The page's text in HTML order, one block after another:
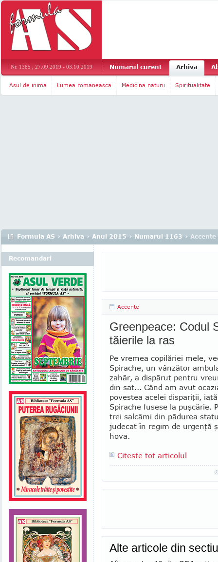
Nr. 1385 , 27.09.2019 - 03.10.2019 Numarul curent Arhiva
Asul de inima Lumea romaneasca Medicina naturii Spiritualitate
Formula AS › Arhiva › Anul 2015 › Numarul 1163 › Accente
Accente
Greenpeace: Codul
tăierile la ras
Pe vremea copilăriei mele,
Spirache, un vânzător
zahăr, a dis­pă­rut pentru
din sat... Când am avut
povestea acelei dispariţii,
Spirache fusese la puşcărie.
trei salcâmi din pă­durea
judecat în re­gim de urgenţă
ho­va.
Citeste tot articolul
Alte articole din
Recomandari